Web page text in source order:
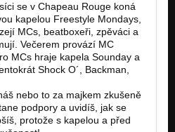
se v Chapeau Rouge koná
kapelou Freestyle Mondays,
MCs, beatboxeři, zpěváci a
Večerem provází MC
MCs hraje kapela Sounday a
Shock O´, Backman,
nebo to za majkem zkušeně
podpory a uvidíš, jak se
protože s kapelou a před